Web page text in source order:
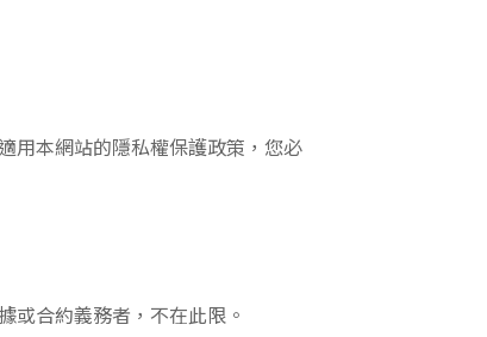
用本網站的隱私權保護政策，您必
或合約義務者，不在此限。